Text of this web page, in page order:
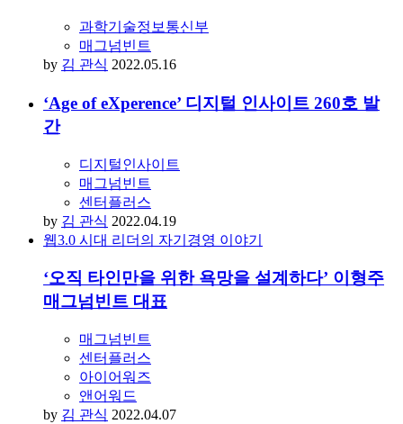
과학기술정보통신부
매그넘빈트
by 김 관식 2022.05.16
‘Age of eXperence’ 디지털 인사이트 260호 발
간
디지털인사이트
매그넘빈트
센터플러스
by 김 관식 2022.04.19
웹3.0 시대 리더의 자기경영 이야기
‘오직 타인만을 위한 욕망을 설계하다’ 이형주
매그넘빈트 대표
매그넘빈트
센터플러스
아이어워즈
앤어워드
by 김 관식 2022.04.07